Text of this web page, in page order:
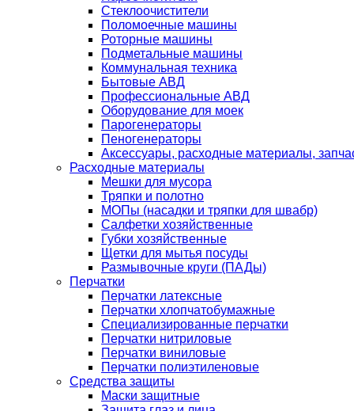
Стеклоочистители
Поломоечные машины
Роторные машины
Подметальные машины
Коммунальная техника
Бытовые АВД
Профессиональные АВД
Оборудование для моек
Парогенераторы
Пеногенераторы
Аксессуары, расходные материалы,
Расходные материалы
Мешки для мусора
Тряпки и полотно
МОПы (насадки и тряпки для швабр)
Салфетки хозяйственные
Губки хозяйственные
Щетки для мытья посуды
Размывочные круги (ПАДы)
Перчатки
Перчатки латексные
Перчатки хлопчатобумажные
Специализированные перчатки
Перчатки нитриловые
Перчатки виниловые
Перчатки полиэтиленовые
Средства защиты
Маски защитные